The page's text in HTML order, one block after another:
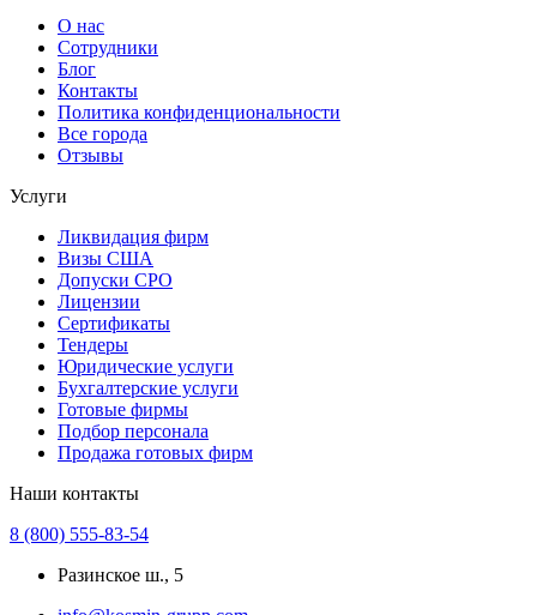
О нас
Сотрудники
Блог
Контакты
Политика конфиденциональности
Все города
Отзывы
Услуги
Ликвидация фирм
Визы США
Допуски СРО
Лицензии
Сертификаты
Тендеры
Юридические услуги
Бухгалтерские услуги
Готовые фирмы
Подбор персонала
Продажа готовых фирм
Наши контакты
8 (800) 555-83-54
Разинское ш., 5